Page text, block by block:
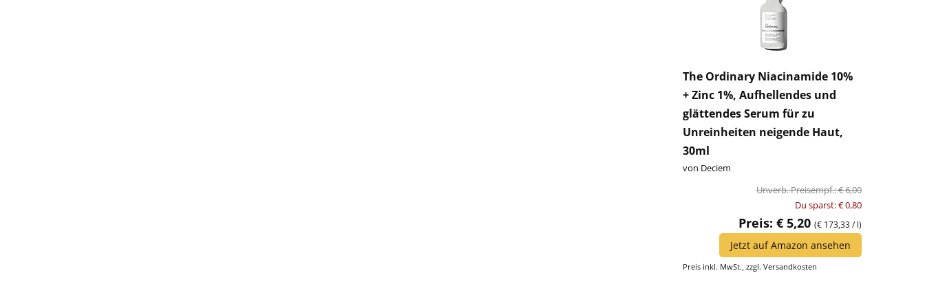
The Ordinary Niacinamide 10%
+ Zinc 1%, Aufhellendes und
glättendes Serum für zu
Unreinheiten neigende Haut,
30ml
von Deciem
Unverb. Preisempf.: € 6,00
Du sparst: € 0,80
Preis: € 5,20 (€ 173,33 / l)
Jetzt auf Amazon ansehen
Preis inkl. MwSt., zzgl. Versandkosten